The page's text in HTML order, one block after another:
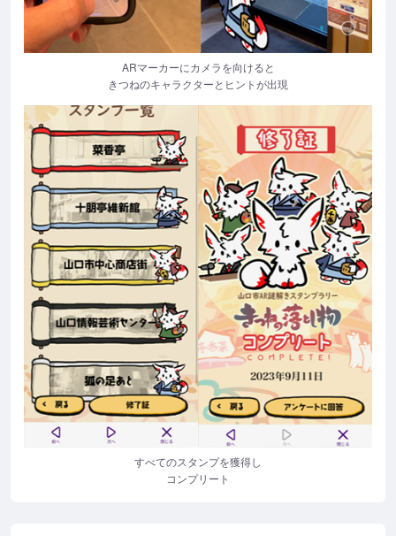
ARマーカーにカメラを向けると
きつねのキャラクターとヒントが出現
すべてのスタンプを獲得し
コンプリート